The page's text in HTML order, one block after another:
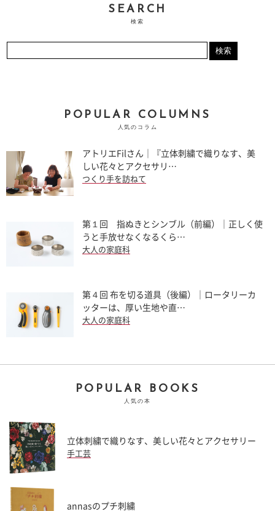
SEARCH
検索
POPULAR COLUMNS
人気のコラム
アトリエFilさん｜『立体刺繍で織りなす、美
しい花々とアクセサリ…
つくり手を訪ねて
第１回 指ぬきとシンブル（前編）｜正しく使
うと手放せなくなるくら…
大人の家庭科
第４回 布を切る道具（後編）｜ロータリーカ
ッターは、厚い生地や直…
大人の家庭科
POPULAR BOOKS
人気の本
立体刺繍で織りなす、美しい花々とアクセサリー
手工芸
annasのプチ刺繍